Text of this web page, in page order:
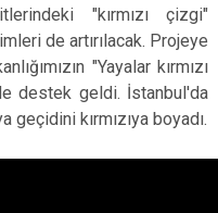
"kırmızı çizgi"
de artırılacak. Projeye
"Yayalar kırmızı
destek geldi. İstanbul'da
geçidini kırmızıya boyadı.